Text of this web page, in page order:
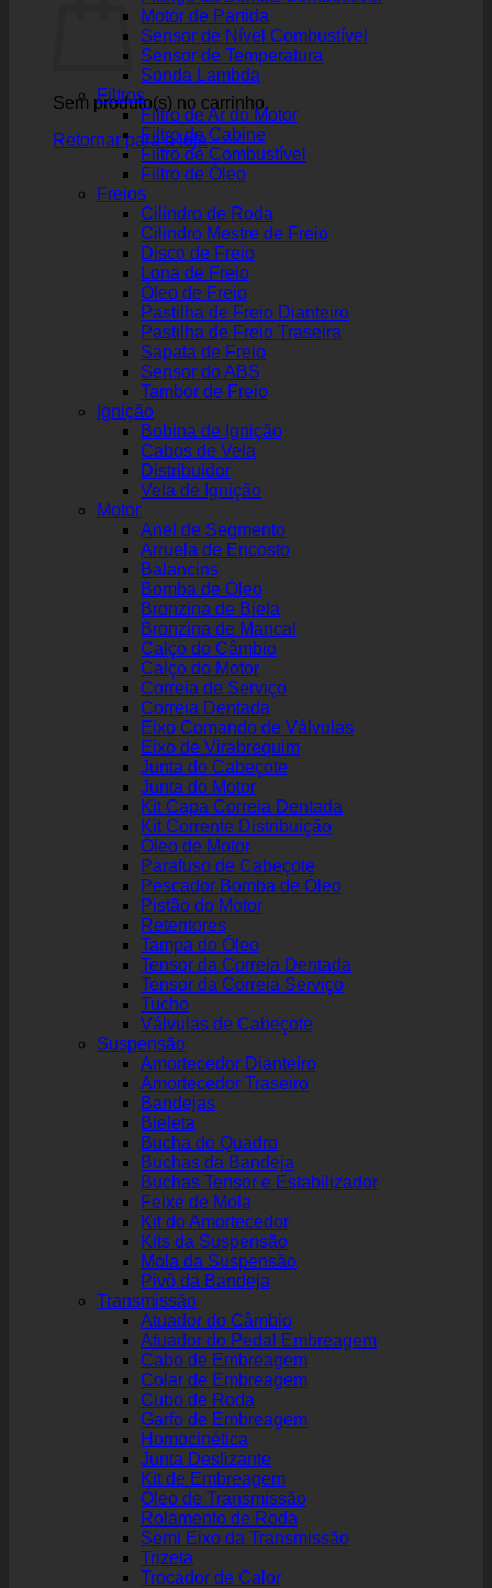
Sem produto(s) no carrinho.
Retornar para a loja
Motor de Partida
Sensor de Nível Combustível
Sensor de Temperatura
Sonda Lambda
Filtros
Filtro de Ar do Motor
Filtro de Cabine
Filtro de Combustível
Filtro de Óleo
Freios
Cilindro de Roda
Cilindro Mestre de Freio
Disco de Freio
Lona de Freio
Óleo de Freio
Pastilha de Freio Dianteiro
Pastilha de Freio Traseira
Sapata de Freio
Sensor do ABS
Tambor de Freio
Ignição
Bobina de Ignição
Cabos de Vela
Distribuidor
Vela de Ignição
Motor
Anel de Segmento
Arruela de Encosto
Balancins
Bomba de Óleo
Bronzina de Biela
Bronzina de Mancal
Calço do Câmbio
Calço do Motor
Correia de Serviço
Correia Dentada
Eixo Comando de Válvulas
Eixo de Virabrequim
Junta do Cabeçote
Junta do Motor
Kit Capa Correia Dentada
Kit Corrente Distribuição
Óleo de Motor
Parafuso de Cabeçote
Pescador Bomba de Óleo
Pistão do Motor
Retentores
Tampa do Óleo
Tensor da Correia Dentada
Tensor da Correia Serviço
Tucho
Válvulas de Cabeçote
Suspensão
Amortecedor Dianteiro
Amortecedor Traseiro
Bandejas
Bieleta
Bucha do Quadro
Buchas da Bandeja
Buchas Tensor e Estabilizador
Feixe de Mola
Kit do Amortecedor
Kits da Suspensão
Mola da Suspensão
Pivô da Bandeja
Transmissão
Atuador do Câmbio
Atuador do Pedal Embreagem
Cabo de Embreagem
Colar de Embreagem
Cubo de Roda
Garfo de Embreagem
Homocinética
Junta Deslizante
Kit de Embreagem
Óleo de Transmissão
Rolamento de Roda
Semi Eixo da Transmissão
Trizeta
Trocador de Calor